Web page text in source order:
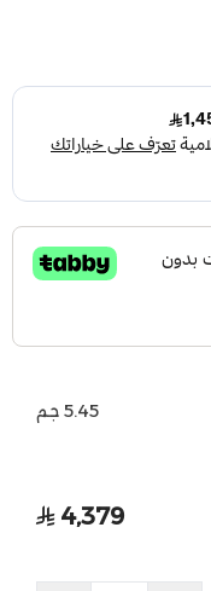
5.45 جم
4,379